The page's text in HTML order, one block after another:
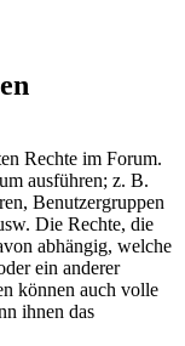
Rechte im Forum.
ausführen; z. B.
Benutzergruppen
Die Rechte, die
abhängig, welche
ein anderer
können auch volle
ihnen das